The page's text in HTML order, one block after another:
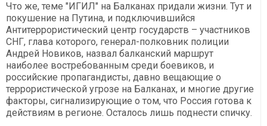
Что же, теме "ИГИЛ" на Балканах придали жизни. Тут и
покушение на Путина, и подключившийся
Антитеррористический центр государств – участников
СНГ, глава которого, генерал-полковник полиции
Андрей Новиков, назвал балканский маршрут
наиболее востребованным среди боевиков, и
российские пропагандисты, давно вещающие о
террористической угрозе на Балканах, и многие другие
факторы, сигнализирующие о том, что Россия готова к
действиям в регионе. Осталось лишь поднести спичку.